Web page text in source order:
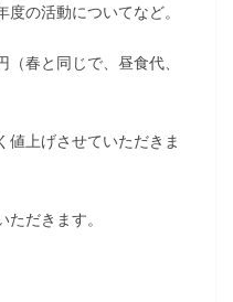
の活動についてなど。
春と同じで、昼食代、
上げさせていただきま
だきます。